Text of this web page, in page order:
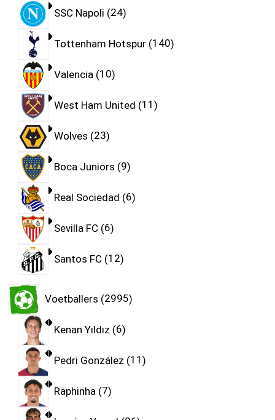
SSC Napoli 24
Tottenham Hotspur 140
Valencia 10
West Ham United 11
Wolves 23
Boca Juniors 9
Real Sociedad 6
Sevilla FC 6
Santos FC 12
Voetballers 2995
Kenan Yıldız 6
Pedri González 11
Raphinha 7